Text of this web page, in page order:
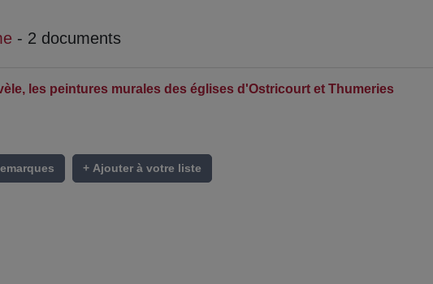
- 2 documents
les peintures murales des églises d'Ostricourt et Thumeries
+ Ajouter à votre liste